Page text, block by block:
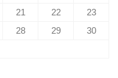
21 22
23
28 29
30